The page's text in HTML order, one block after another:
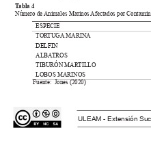
ULEAM - Extensión
Tabla 4
Número de Animales Marinos Afectados por
ESPECIE
TORTUGA MARINA
DELFIN
ALBATROS
TIBURÓN MARTILLO
LOBOS MARINOS
Fuente:  Jones (2020)